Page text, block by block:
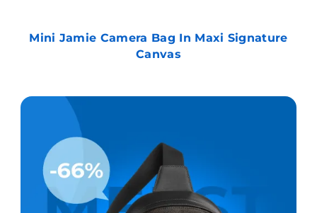
Mini Jamie Camera Bag In Maxi Signature
Canvas